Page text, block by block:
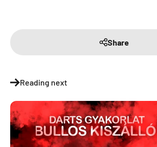
Share
Reading next